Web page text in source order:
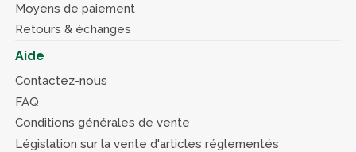
Moyens de paiement
Retours & échanges
Aide
Contactez-nous
FAQ
Conditions générales de vente
Législation sur la vente d'articles réglementés